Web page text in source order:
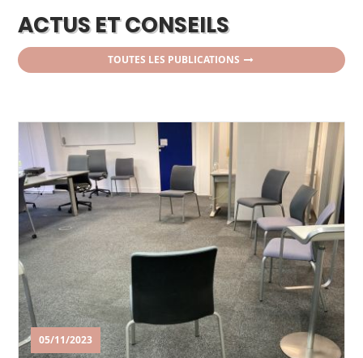
ACTUS ET CONSEILS
TOUTES LES PUBLICATIONS
05/11/2023